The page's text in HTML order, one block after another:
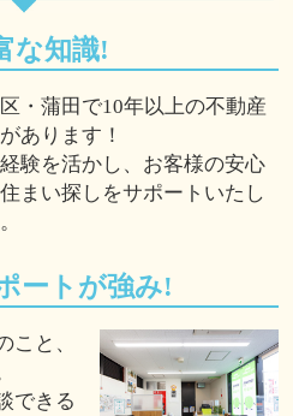
な知識!
・蒲田で10年以上の不動産
あります！
験を活かし、お客様の安心
まい探しをサポートいたし
ートが強み!
こと、
できる